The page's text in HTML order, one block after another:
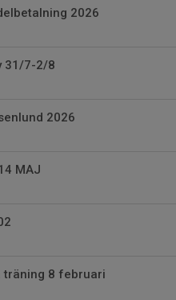
2026
31/7-2/8
2026
MAJ
träning 8 februari